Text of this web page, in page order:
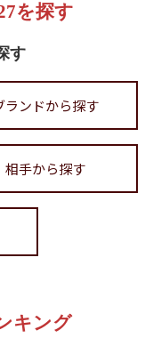
を探す
す
ランドから探す
相手から探す
キング